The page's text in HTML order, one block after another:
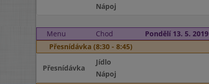
Nápoj
Menu
Chod Pondělí 13. 5. 2019
Přesnídávka (8:30 - 8:45)
Přesnídávka
Jídlo
Nápoj